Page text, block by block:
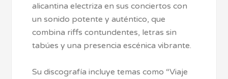
alicantina electriza en sus conciertos con
un sonido potente y auténtico, que
combina riffs contundentes, letras sin
tabúes y una presencia escénica vibrante.
Su discografía incluye temas como “Viaje